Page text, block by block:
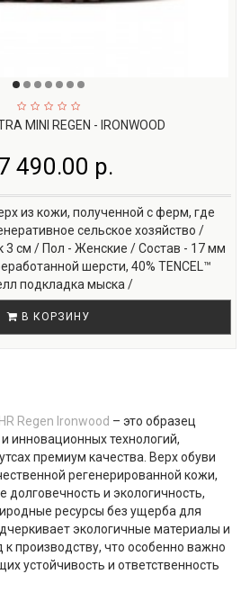
MINI REGEN - IRONWOOD
490.00 р.
из кожи, полученной с ферм, где
сельское хозяйство /
3 см / Пол - Женские / Состав - 17 мм
шерсти, 40% TENCEL™
подкладка мыска /
В КОРЗИНУ
Regen Ironwood – это образец
инновационных технологий,
премиум качества. Верх обуви
регенерированной кожи,
долговечность и экологичность,
ресурсы без ущерба для
экологичные материалы и
производству, что особенно важно
устойчивость и ответственность